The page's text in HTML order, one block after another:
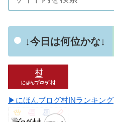
↓今日は何位かな↓
▶にほんブログ村INランキング